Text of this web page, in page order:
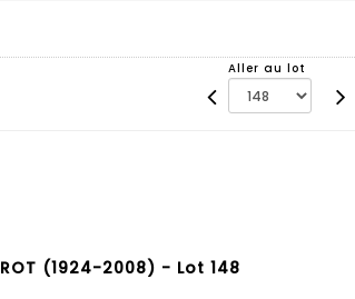
Aller au lot
(1924-2008) - Lot 148